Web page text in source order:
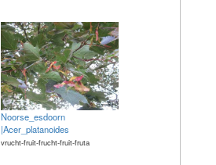
Noorse_esdoorn
|Acer_platanoides
vrucht-fruit-frucht-fruit-fruta